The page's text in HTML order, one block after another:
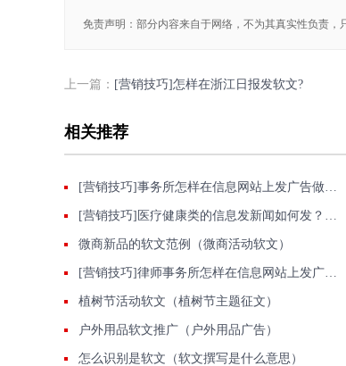
免责声明：部分内容来自于网络，不为其真实性负责，
上一篇： [营销技巧]怎样在浙江日报发软文?
相关推荐
[营销技巧]事务所怎样在信息网站上发广告做推广提高产品知名度呢
[营销技巧]医疗健康类的信息发新闻如何发？要注意什么？
微商新品的软文范例（微商活动软文）
[营销技巧]律师事务所怎样在信息网站上发广告做推广提高产品知名度呢
植树节活动软文（植树节主题征文）
户外用品软文推广（户外用品广告）
怎么识别是软文（软文撰写是什么意思）